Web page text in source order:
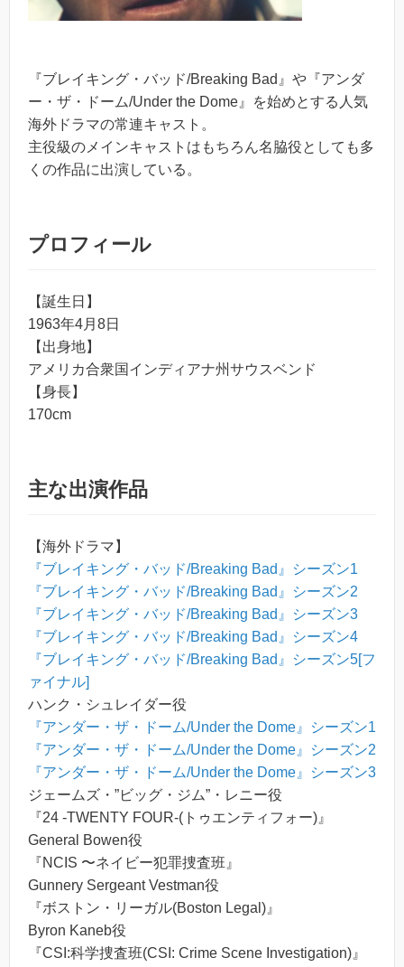
『ブレイキング・バッド/Breaking Bad』や『アンダ
ー・ザ・ドーム/Under the Dome』を始めとする人気
海外ドラマの常連キャスト。
主役級のメインキャストはもちろん名脇役としても多
くの作品に出演している。
プロフィール
【誕生日】
1963年4月8日
【出身地】
アメリカ合衆国インディアナ州サウスベンド
【身長】
170cm
主な出演作品
【海外ドラマ】
『ブレイキング・バッド/Breaking Bad』シーズン1
『ブレイキング・バッド/Breaking Bad』シーズン2
『ブレイキング・バッド/Breaking Bad』シーズン3
『ブレイキング・バッド/Breaking Bad』シーズン4
『ブレイキング・バッド/Breaking Bad』シーズン5[フ
ァイナル]
ハンク・シュレイダー役
『アンダー・ザ・ドーム/Under the Dome』シーズン1
『アンダー・ザ・ドーム/Under the Dome』シーズン2
『アンダー・ザ・ドーム/Under the Dome』シーズン3
ジェームズ・”ビッグ・ジム”・レニー役
『24 -TWENTY FOUR-(トゥエンティフォー)』
General Bowen役
『NCIS 〜ネイビー犯罪捜査班』
Gunnery Sergeant Vestman役
『ボストン・リーガル(Boston Legal)』
Byron Kaneb役
『CSI:科学捜査班(CSI: Crime Scene Investigation)』